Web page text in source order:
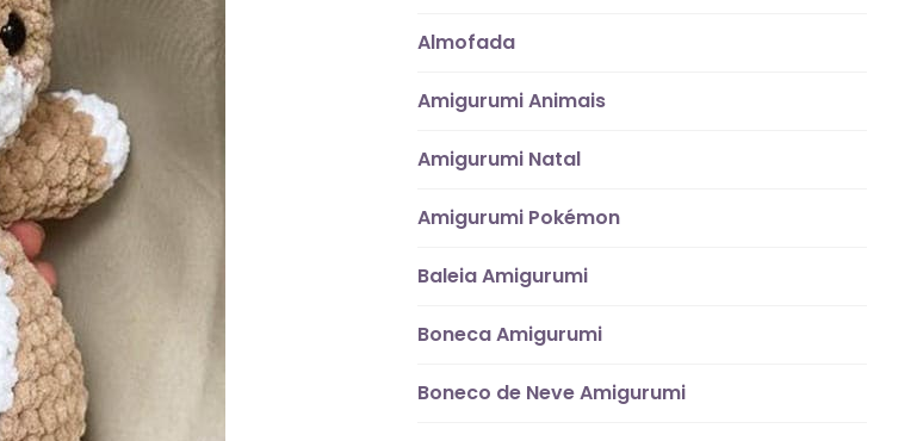
Almofada
Amigurumi Animais
Amigurumi Natal
Amigurumi Pokémon
Baleia Amigurumi
Boneca Amigurumi
Boneco de Neve Amigurumi